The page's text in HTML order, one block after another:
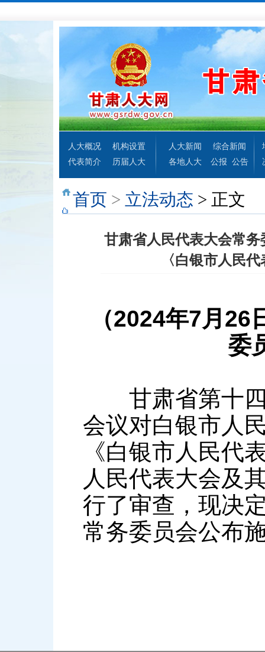
人大概况
机构设置
代表简介
历届人大
人大新闻
综合新闻
各地人大
公报 公告
首页 > 立法动态 > 正文
甘肃省人民代表大会常
〈白银市人民
（2024年7月
委
甘肃省第十四
会议对白银市人
《白银市人民代
人民代表大会及
行了审查，现决
常务委员会公布